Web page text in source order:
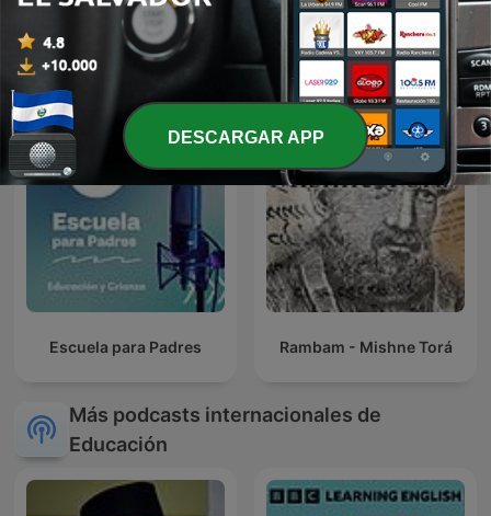
Eres la respuesta Superación personal
Escuela para Padres Rambam - Mishne Torá
Más podcasts internacionales de
Educación
DESCARGAR APP